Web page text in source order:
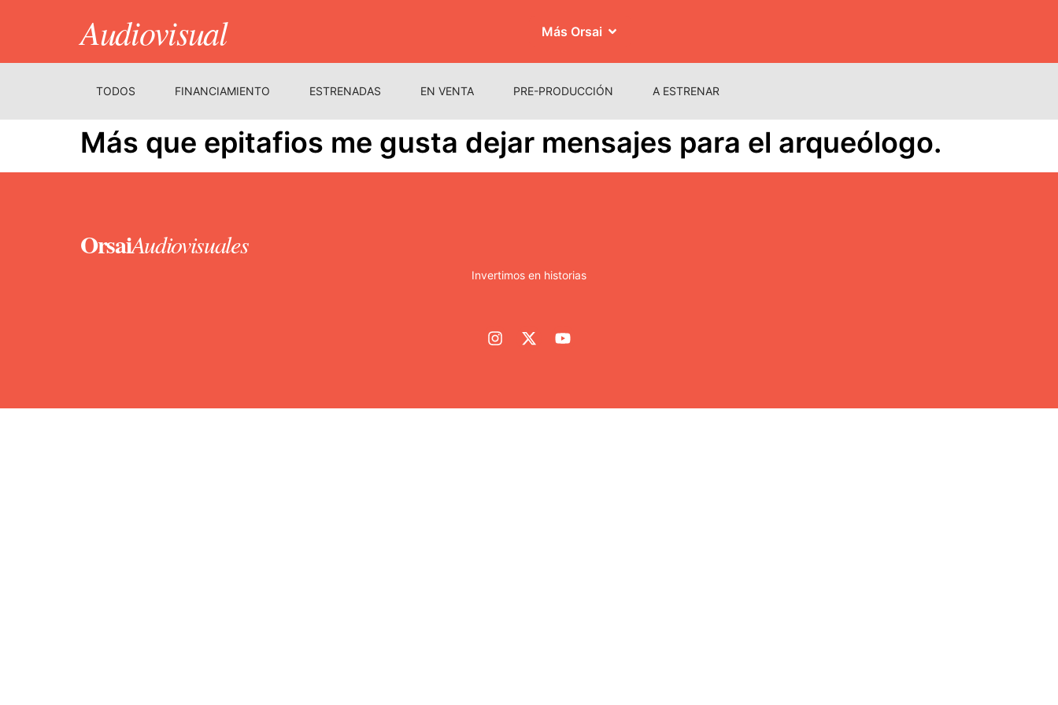
Audiovisual Más Orsai
TODOS FINANCIAMIENTO ESTRENADAS EN VENTA PRE-PRODUCCIÓN A ESTRENAR
Más que epitafios me gusta dejar mensajes para el arqueólogo.
OrsaiAudiovisuales
Invertimos en historias